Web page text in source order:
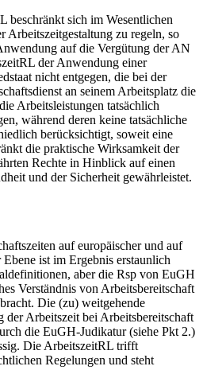
beschränkt sich im Wesentlichen
Arbeitszeitgestaltung zu regeln, so
auf die Vergütung der AN
der Anwendung einer
nicht entgegen, die bei der
an seinem Arbeitsplatz die
Arbeitsleistungen tatsächlich
während deren keine tatsächliche
berücksichtigt, soweit eine
die praktische Wirksamkeit der
Rechte in Hinblick auf einen
und der Sicherheit gewährleistet.
auf europäischer und auf
ist im Ergebnis erstaunlich
aber die Rsp von EuGH
Verständnis von Arbeitsbereitschaft
Die (zu) weitgehende
Arbeitszeit bei Arbeitsbereitschaft
die EuGH-Judikatur (siehe Pkt 2.)
Die ArbeitszeitRL trifft
Regelungen und steht